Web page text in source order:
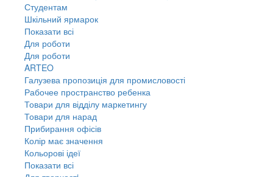
Студентам
Шкільний ярмарок
Показати всі
Для роботи
Для роботи
ARTEO
Галузева пропозиція для промисловості
Рабочее пространство ребенка
Товари для відділу маркетингу
Товари для нарад
Прибирання офісів
Колір має значення
Кольорові ідеї
Показати всі